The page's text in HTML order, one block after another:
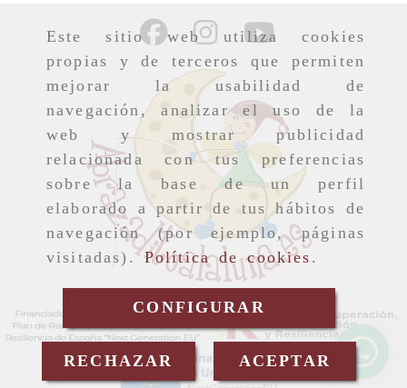
Este sitio web utiliza cookies
propias y de terceros que permiten
mejorar la usabilidad de
navegación, analizar el uso de la
web y mostrar publicidad
relacionada con tus preferencias
sobre la base de un perfil
elaborado a partir de tus hábitos de
navegación (por ejemplo, páginas
visitadas).Política de cookies .
CONFIGURAR
RECHAZAR ACEPTAR